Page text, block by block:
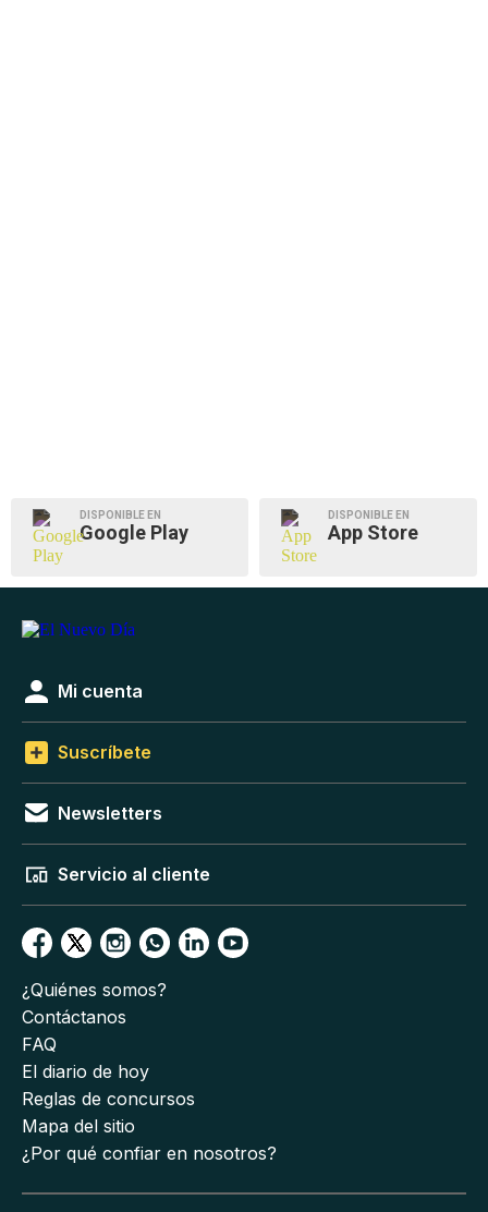
DISPONIBLE EN
Google Play
DISPONIBLE EN
App Store
Mi cuenta
Suscríbete
Newsletters
Servicio al cliente
¿Quiénes somos?
Contáctanos
FAQ
El diario de hoy
Reglas de concursos
Mapa del sitio
¿Por qué confiar en nosotros?